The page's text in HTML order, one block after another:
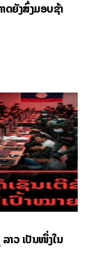
ດຍັງສົ່ງມອບຊ້າ
າວ ເປັນໜຶ່ງໃນ